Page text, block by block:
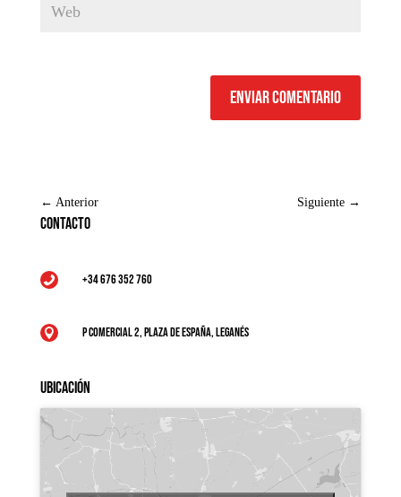
Enviar comentario
← Anterior Siguiente →
Contacto
 +34 676 352 760
 P Comercial 2, Plaza de España, Leganés
Ubicación